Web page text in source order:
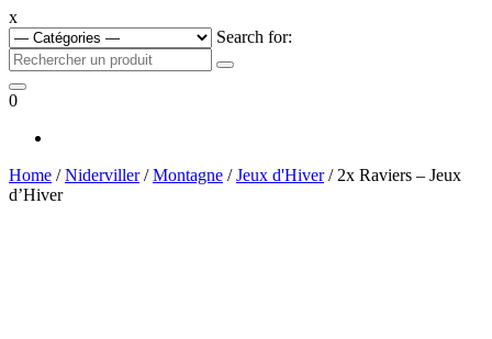
x
Search for:
0
Home /Niderviller/Montagne /Jeux d'Hiver/ 2x Raviers – Jeux
d’Hiver